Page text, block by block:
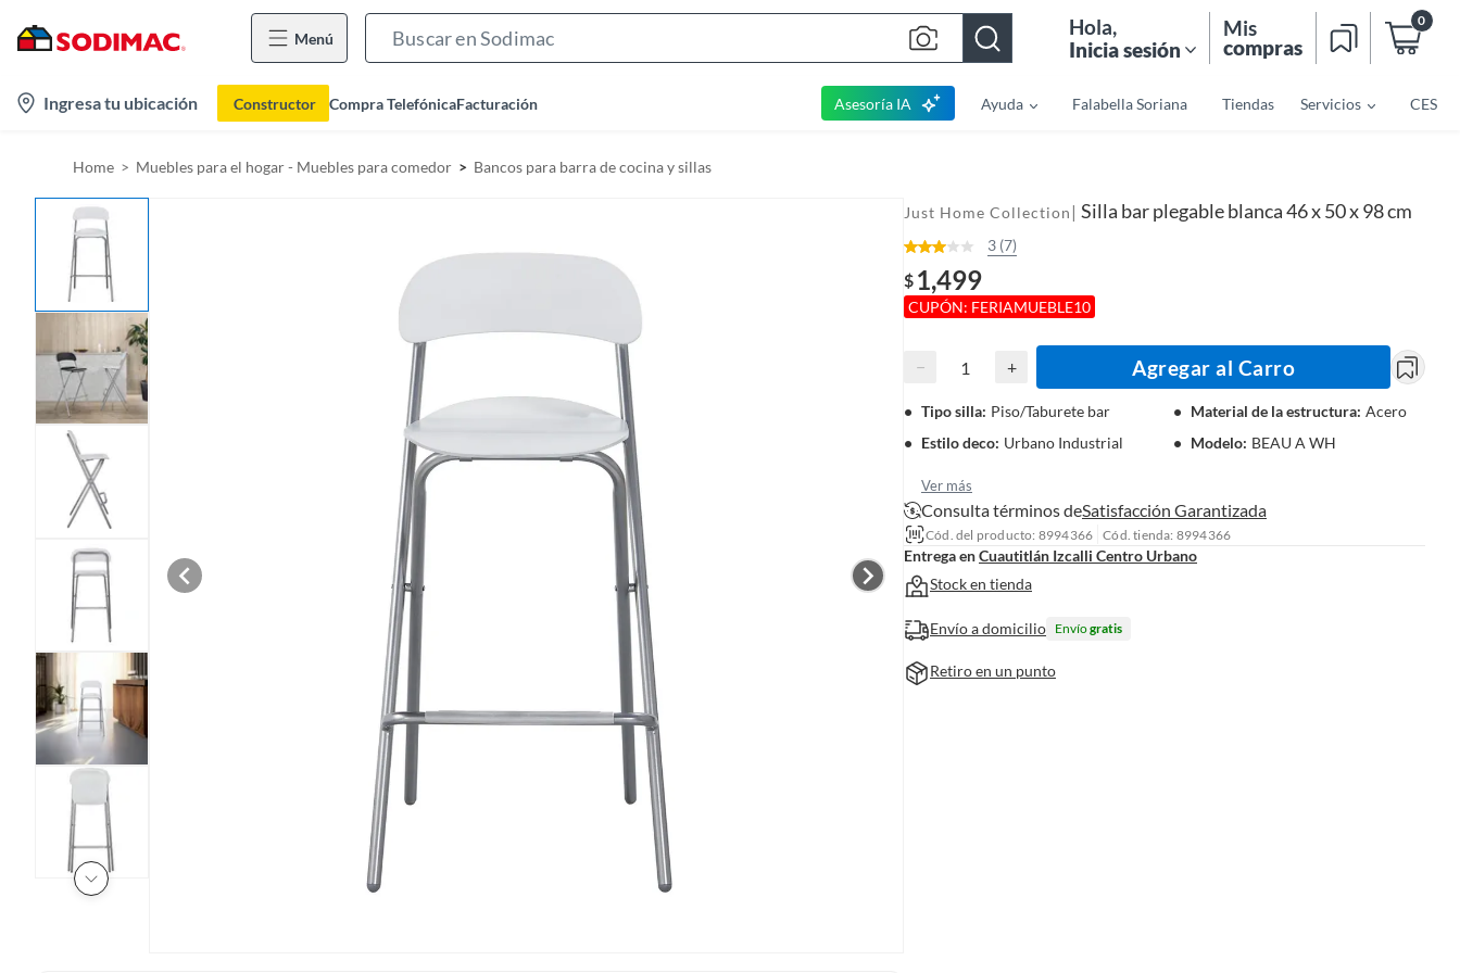
Menú
h
Hola,
Inicia sesión
Mis
compras
0
Ingresa tu ubicación Constructor Compra TelefónicaFacturación Asesoría IA Ayuda Falabella Soriana Tiendas Servicios CES
Home Muebles para el hogar - Muebles para comedor Bancos para barra de cocina y sillas
Just Home Collection | Silla bar plegable blanca 46 x 50 x 98 cm
3 (7)
$ 1,499
CUPÓN: FERIAMUEBLE10
− + Agregar al Carro
Tipo silla: Piso/Taburete bar Material de la estructura: Acero
Estilo deco: Urbano Industrial Modelo: BEAU A WH
Ver más
Consulta términos deSatisfacción Garantizada
Cód. del producto: 8994366 Cód. tienda: 8994366
Entrega enCuautitlán Izcalli Centro Urbano
Stock en tienda
Envío a domicilio Envíogratis
Retiro en un punto